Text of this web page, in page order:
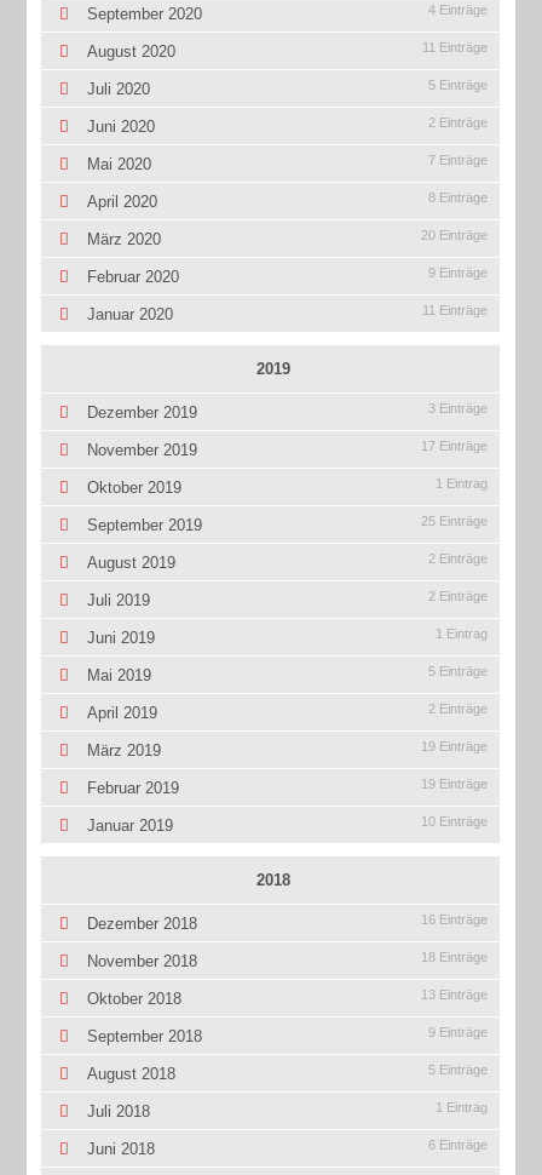
September 2020 4 Einträge
August 2020 11 Einträge
Juli 2020 5 Einträge
Juni 2020 2 Einträge
Mai 2020 7 Einträge
April 2020 8 Einträge
März 2020 20 Einträge
Februar 2020 9 Einträge
Januar 2020 11 Einträge
2019
Dezember 2019 3 Einträge
November 2019 17 Einträge
Oktober 2019 1 Eintrag
September 2019 25 Einträge
August 2019 2 Einträge
Juli 2019 2 Einträge
Juni 2019 1 Eintrag
Mai 2019 5 Einträge
April 2019 2 Einträge
März 2019 19 Einträge
Februar 2019 19 Einträge
Januar 2019 10 Einträge
2018
Dezember 2018 16 Einträge
November 2018 18 Einträge
Oktober 2018 13 Einträge
September 2018 9 Einträge
August 2018 5 Einträge
Juli 2018 1 Eintrag
Juni 2018 6 Einträge